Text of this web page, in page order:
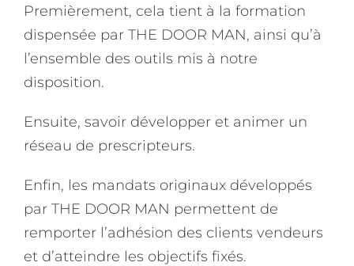
Premièrement, cela tient à la formation
dispensée par THE DOOR MAN, ainsi qu’à
l’ensemble des outils mis à notre
disposition.
Ensuite, savoir développer et animer un
réseau de prescripteurs.
Enfin, les mandats originaux développés
par THE DOOR MAN permettent de
remporter l’adhésion des clients vendeurs
et d’atteindre les objectifs fixés.